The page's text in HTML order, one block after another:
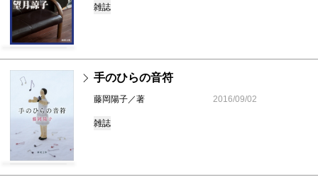
雑誌
手のひらの音符
藤岡陽子／著 2016/09/02
雑誌